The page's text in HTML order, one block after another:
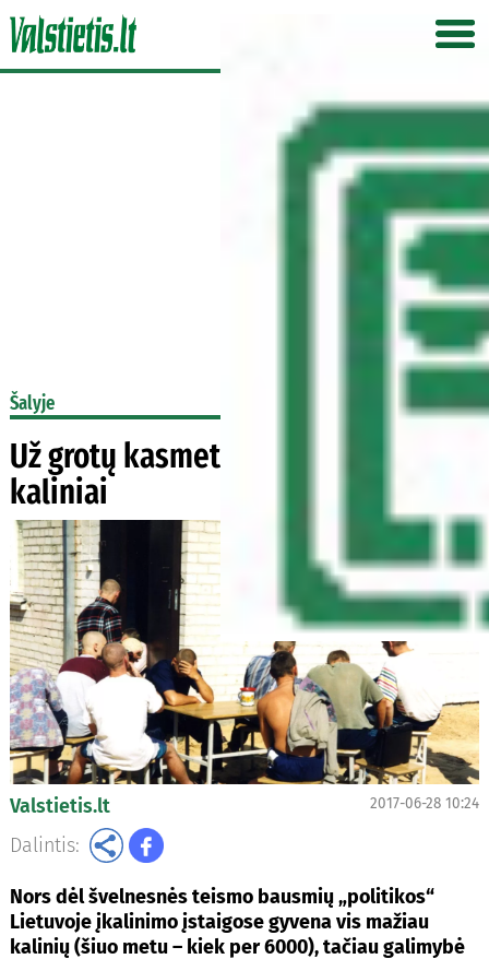
Šalyje
Už grotų kasmet nužudomi keli
kaliniai
Valstietis.lt 2017-06-28 10:24
Dalintis:
Nors dėl švelnesnės teismo bausmių „politikos“
Lietuvoje įkalinimo įstaigose gyvena vis mažiau
kalinių (šiuo metu – kiek per 6000), tačiau galimybė